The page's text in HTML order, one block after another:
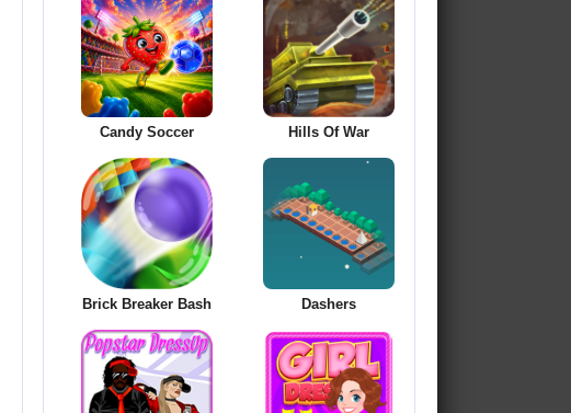
Candy Soccer Hills Of War
Brick Breaker Bash Dashers